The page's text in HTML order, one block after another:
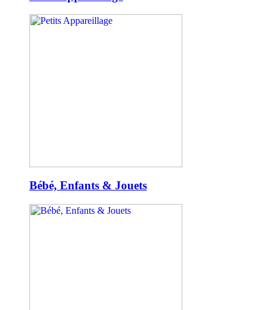
Bébé, Enfants & Jouets